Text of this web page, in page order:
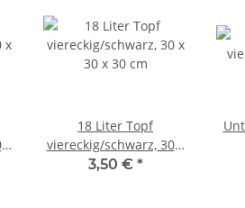
x
18 Liter Topf
viereckig/schwarz, 30 x
30 x 30 cm
3,50 € *